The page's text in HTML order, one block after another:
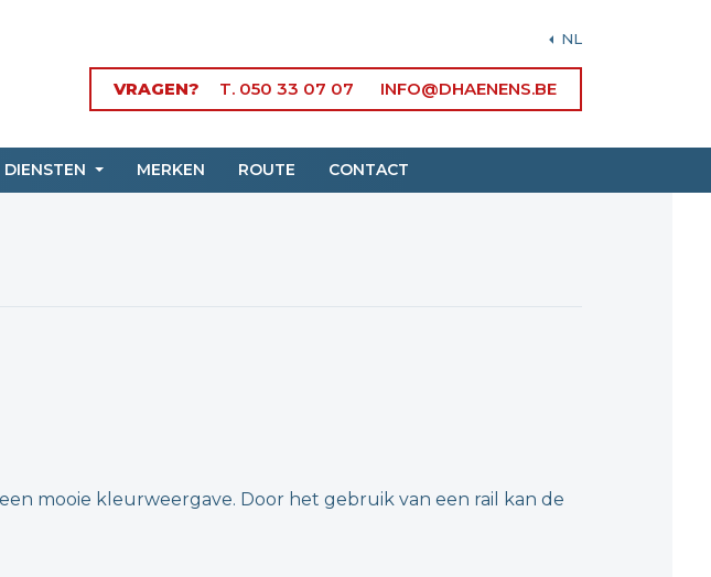
NL
VRAGEN? T. 050 33 07 07 INFO@DHAENENS.BE
DIENSTEN MERKEN ROUTE CONTACT
mooie kleurweergave. Door het gebruik van een rail kan de